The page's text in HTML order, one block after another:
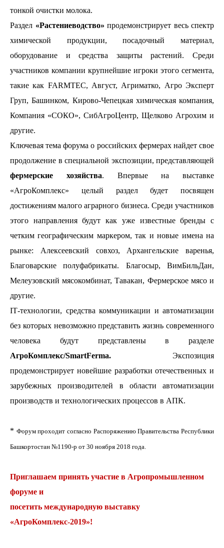
тонкой очистки молока.
Раздел «Растениеводство» продемонстрирует весь спектр
химической продукции, посадочный материал,
оборудование и средства защиты растений. Среди
участников компании крупнейшие игроки этого сегмента,
такие как FARMTEC, Август, Агриматко, Агро Эксперт
Груп, Башинком, Кирово-Чепецкая химическая компания,
Компания «СОКО», СибАгроЦентр, Щелково Агрохим и
другие.
Ключевая тема форума о российских фермерах найдет свое
продолжение в специальной экспозиции, представляющей
фермерские хозяйства. Впервые на выставке
«АгроКомплекс» целый раздел будет посвящен
достижениям малого аграрного бизнеса. Среди участников
этого направления будут как уже известные бренды с
четким географическим маркером, так и новые имена на
рынке: Алексеевский совхоз, Архангельские варенья,
Благоварские полуфабрикаты. Благосыр, ВимБильДан,
Мелеузовский мясокомбинат, Тавакан, Фермерское мясо и
другие.
IT-технологии, средства коммуникации и автоматизации
без которых невозможно представить жизнь современного
человека будут представлены в разделе
АгроКомплекс/SmartFerma. Экспозиция
продемонстрирует новейшие разработки отечественных и
зарубежных производителей в области автоматизации
производств и технологических процессов в АПК.
* Форум проходит согласно Распоряжению Правительства Республики
Башкортостан №1190-р от 30 ноября 2018 года.
Приглашаем принять участие в Агропромышленном
форуме и
посетить международную выставку
«АгроКомплекс-2019»!